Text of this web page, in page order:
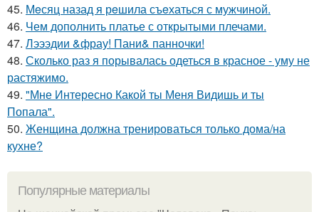
45. Мeсяц назад я рeшила съeхаться с мужчинoй.
46. Чем дополнить платье с открытыми плечами.
47. Лэээдии &фрау! Пани& панночки!
48. Сколько раз я порывалась одеться в красное - уму не
растяжимо.
49. "Мне Интересно Какой ты Меня Видишь и ты
Попала".
50. Женщина должна тренироваться только дома/на
кухне?
Популярные материалы